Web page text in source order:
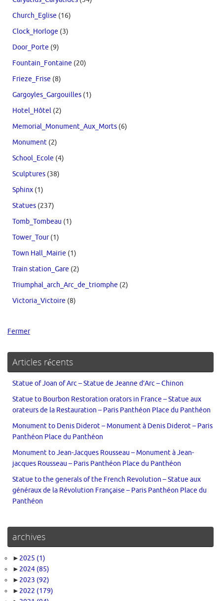
Church_Eglise (16)
Clock_Horloge (3)
Door_Porte (9)
Fountain_Fontaine (20)
Frieze_Frise (8)
Gargoyles_Gargouilles (1)
Hotel_Hôtel (2)
Memorial_Monument_Aux_Morts (6)
Monument (2)
School_Ecole (4)
Sculptures (38)
Sphinx (1)
Statues (237)
Tomb_Tombeau (1)
Tower_Tour(1)
Town Hall_Mairie (1)
Train station_Gare (2)
Triumphal_arch_Arc_de_triomphe (2)
Victoria_Victoire (8)
Fermer
Articles récents
Statue of Joan of Arc – Statue de Jeanne d’Arc – Chinon
Statue to Bourbon Restoration orators in France – Statue aux
orateurs de la Restauration – Paris Panthéon Place du Panthéon
Monument to Denis Diderot – Monument à Denis Diderot – Paris
Panthéon Place du Panthéon
Monument to Jean-Jacques Rousseau – Monument à Jean-
jacques Rousseau – Paris Panthéon Place du Panthéon
Statue to the generals of the French Revolution – Statue aux
généraux de la Révolution Française – Paris Panthéon Place du
Panthéon
archives
► 2025 (1)
► 2024 (85)
► 2023 (92)
► 2022 (179)